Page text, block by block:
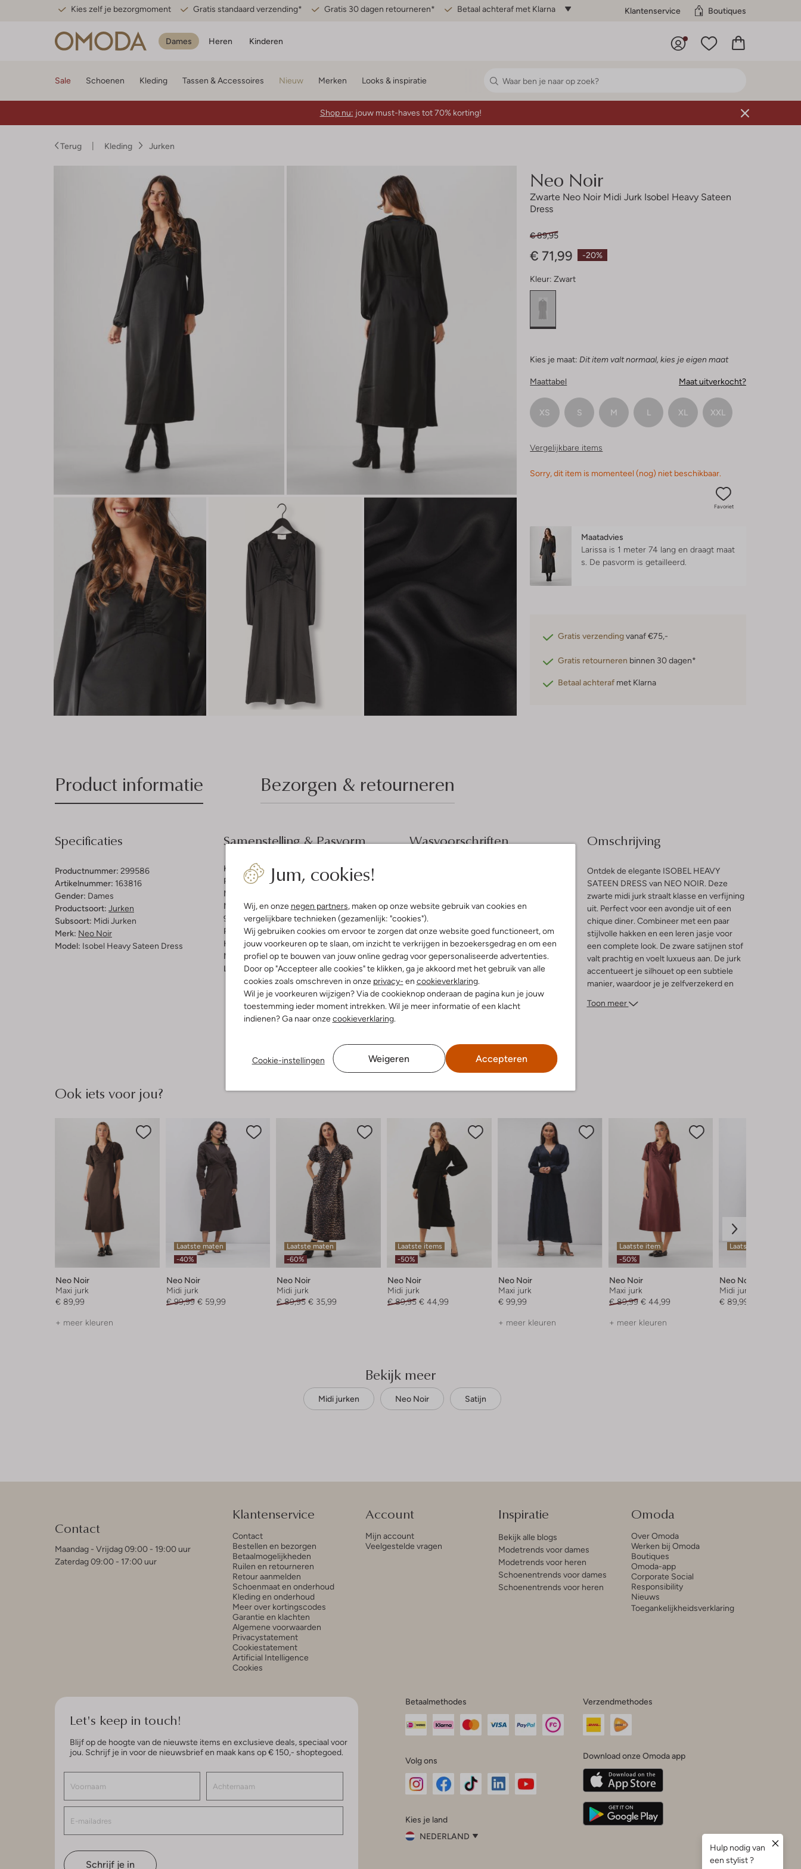
Kies zelf je bezorgmoment Gratis standaard verzending* Gratis 30 dagen retourneren* Betaal achteraf met Klarna Klantenservice Boutiques
Dames Heren Kinderen
Jum, cookies!
Wij, en onze negen partners, maken op onze website gebruik van cookies en
vergelijkbare technieken (gezamenlijk: "cookies").
Wij gebruiken cookies om ervoor te zorgen dat onze website goed functioneert, om
jouw voorkeuren op te slaan, om inzicht te verkrijgen in bezoekersgedrag en om een
profiel op te bouwen van jouw online gedrag voor gepersonaliseerde advertenties.
Door op "Accepteer alle cookies" te klikken, ga je akkoord met het gebruik van alle
cookies zoals omschreven in onze privacy- en cookieverklaring.
Wil je je voorkeuren wijzigen? Via de cookieknop onderaan de pagina kun je jouw
toestemming ieder moment intrekken. Wil je meer informatie of een klacht
indienen? Ga naar onzecookieverklaring.
Cookie-instellingen Weigeren Accepteren
Sale Schoenen Kleding Tassen & Accessoires Nieuw Merken Looks & inspiratie
Shop nu: jouw must-haves tot 70% korting!
Terug Kleding Jurken
Neo Noir
Zwarte Neo Noir Midi Jurk Isobel Heavy Sateen
Dress
-20%
€ 89,95
€ 71,99
Kleur: Zwart
Kies je maat: Dit item valt normaal, kies je eigen maat
Maattabel Maat uitverkocht?
XS S M L XL XXL
Vergelijkbare items
Sorry, dit item is momenteel (nog) niet beschikbaar.
Favoriet
Maatadvies
Larissa is 1 meter 74 lang en draagt maat
s. De pasvorm isgetailleerd
Gratis verzendingvanaf €75,-
Gratis retourneren binnen 30 dagen*
Betaal achteraf met Klarna
Product informatie Bezorgen & retourneren
Specificaties
Productnummer: 299586
Artikelnummer: 163816
Gender: Dames
Productsoort: Jurken
Subsoort: Midi Jurken
Merk: Neo Noir
Model: Isobel Heavy Sateen Dress
Samenstelling & Pasvorm
Kleur:
Zwart
Patroon:Effen
Materiaal:
Materiaalpercentages:
97% Polyester, 3% Elstaan
Pasvorm:Getailleerd
Halslijn: V-Hals
Mouwlengte: Lange Mouw
Lengte:Half Lang
Wasvoorschriften
Kan niet in de droogtrommel
Niet bleken
Omschrijving
Ontdek de elegante ISOBEL HEAVY
SATEEN DRESS van NEO NOIR. Deze
zwarte midi jurk straalt klasse en verfijning
uit. Perfect voor een avondje uit of een
chique diner. Combineer met een paar
stijlvolle hakken en een leren jasje voor
een complete look. De zware satijnen stof
valt prachtig en voelt luxueus aan. De jurk
accentueert je silhouet op een subtiele
manier, waardoor je je zelfverzekerd en
houden van tijdloze elegantie met een
Toon meer
Ook iets voor jou?
Neo Noir
Maxi jurk
€ 89,99
+ meer kleuren
Laatste maten
-40%
Neo Noir
Midi jurk
€ 99,99 € 59,99
Laatste maten
-60%
Neo Noir
Midi jurk
€ 89,95 € 35,99
Laatste items
-50%
Neo Noir
Midi jurk
€ 89,95 € 44,99
Neo Noir
Maxi jurk
€ 99,99
+ meer kleuren
Laatste item
-50%
Neo Noir
Maxi jurk
€ 89,99 € 44,99
+ meer kleuren
Laatste items
Neo Noir
Midi jurk
€ 89,99
Bekijk meer
Midi jurken Neo Noir Satijn
Contact
Maandag - Vrijdag 09:00 - 19:00 uur
Zaterdag 09:00 - 17:00 uur
Klantenservice
Contact
Bestellen en bezorgen
Betaalmogelijkheden
Ruilen en retourneren
Retour aanmelden
Schoenmaat en onderhoud
Kleding en onderhoud
Meer over kortingscodes
Garantie en klachten
Algemene voorwaarden
Privacystatement
Cookiestatement
Artificial Intelligence
Cookies
Account
Mijn account
Veelgestelde vragen
Inspiratie
Bekijk alle blogs
Modetrends voor dames
Modetrends voor heren
Schoenentrends voor dames
Schoenentrends voor heren
Omoda
Over Omoda
Werken bij Omoda
Boutiques
Omoda-app
Corporate Social
Responsibility
Nieuws
Toegankelijkheidsverklaring
Let's keep in touch!
Blijf op de hoogte van de nieuwste items en exclusieve deals, speciaal voor
jou. Schrijf je in voor de nieuwsbrief en maak kans op € 150,- shoptegoed.
Schrijf je in
Betaalmethodes
Volg ons
InstagramFacebook
Kies je land
NEDERLAND
Verzendmethodes
Download onze Omoda app